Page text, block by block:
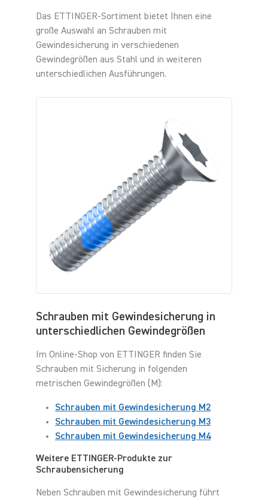
Das ETTINGER-Sortiment bietet Ihnen eine
große Auswahl an Schrauben mit
Gewindesicherung in verschiedenen
Gewindegrößen aus Stahl und in weiteren
unterschiedlichen Ausführungen.
Schrauben mit Gewindesicherung in
unterschiedlichen Gewindegrößen
Im Online-Shop von ETTINGER finden Sie
Schrauben mit Sicherung in folgenden
metrischen Gewindegrößen (M):
Schrauben mit Gewindesicherung M2
Schrauben mit Gewindesicherung M3
Schrauben mit Gewindesicherung M4
Weitere ETTINGER-Produkte zur
Schraubensicherung
Neben Schrauben mit Gewindesicherung führt